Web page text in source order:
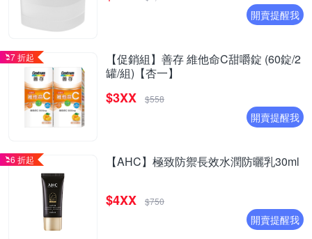
開賣提醒我
7 折起
【促銷組】善存 維他命C甜嚼錠 (60錠/2
罐/組)【杏一】
$3XX $558
開賣提醒我
6 折起 【AHC】極致防禦長效水潤防曬乳30ml
$4XX $750
開賣提醒我